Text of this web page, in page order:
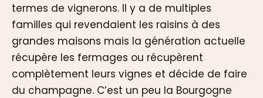
termes de vignerons. Il y a de multiples
familles qui revendaient les raisins à des
grandes maisons mais la génération actuelle
récupère les fermages ou récupèrent
complètement leurs vignes et décide de faire
du champagne. C’est un peu la Bourgogne